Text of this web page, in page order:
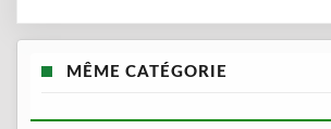
MÊME CATÉGORIE